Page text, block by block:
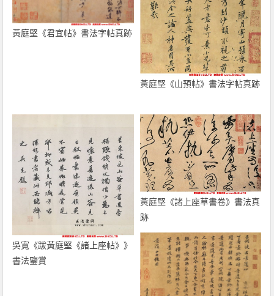
黃庭堅《君宜帖》書法字帖真跡
黃庭堅《山預帖》書法字帖真跡
吳寬《跋黃庭堅《諸上座帖》》
書法鑒賞
黃庭堅《諸上座草書卷》書法真
跡